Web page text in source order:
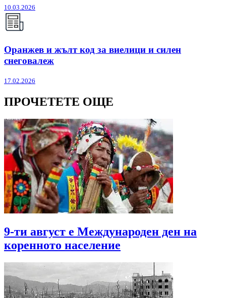
10.03.2026
Оранжев и жълт код за виелици и силен
снеговалеж
17.02.2026
ПРОЧЕТЕТЕ ОЩЕ
9-ти август е Международен ден на
коренното население